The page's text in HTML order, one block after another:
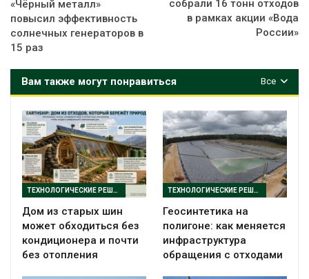
«Чёрный металл»
повысил эффективность
солнечных генераторов в
15 раз
собрали 16 тонн отходов
в рамках акции «Вода
России»
Все
Вам также могут понравиться
ТЕХНОЛОГИЧЕСКИЕ РЕШЕНИЯ
Дом из старых шин
может обходиться без
кондиционера и почти
без отопления
ТЕХНОЛОГИЧЕСКИЕ РЕШЕНИЯ
Геосинтетика на
полигоне: как меняется
инфраструктура
обращения с отходами